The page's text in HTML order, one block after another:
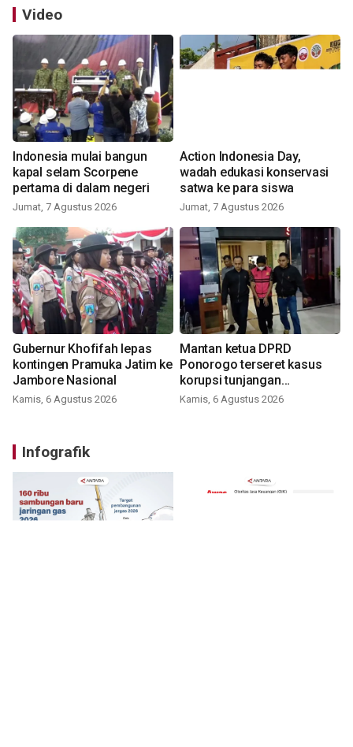
Video
Indonesia mulai bangun
kapal selam Scorpene
pertama di dalam negeri
Jumat, 7 Agustus 2026
Action Indonesia Day,
wadah edukasi konservasi
satwa ke para siswa
Jumat, 7 Agustus 2026
Gubernur Khofifah lepas
kontingen Pramuka Jatim ke
Jambore Nasional
Kamis, 6 Agustus 2026
Mantan ketua DPRD
Ponorogo terseret kasus
korupsi tunjangan
perumahan
Kamis, 6 Agustus 2026
Infografik